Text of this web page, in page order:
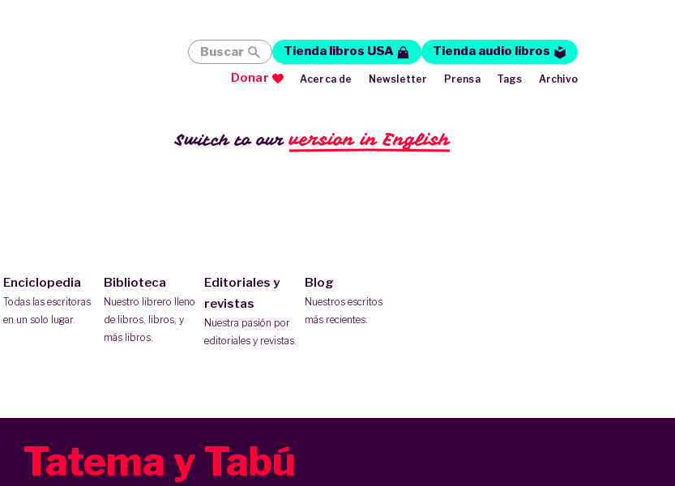
Switch to ourversion in English
Enciclopedia
Todas las escritoras
en un solo lugar.
Biblioteca
Nuestro librero lleno
de libros, libros, y
más libros.
Editoriales y
revistas
Nuestra pasión por
editoriales y revistas.
Blog
Nuestros escritos
más recientes.
Buscar Tienda libros USA
Tienda audio libros
Donar
Acerca de Newsletter Prensa Tags Archivo
Tatema y Tabú